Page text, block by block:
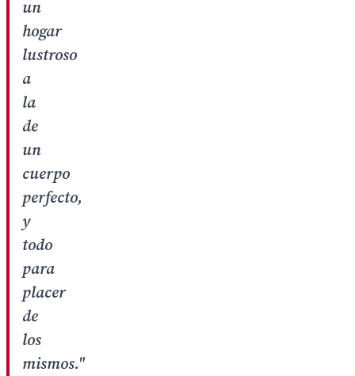
un
hogar
lustroso
a
la
de
un
cuerpo
perfecto,
y
todo
para
placer
de
los
mismos."